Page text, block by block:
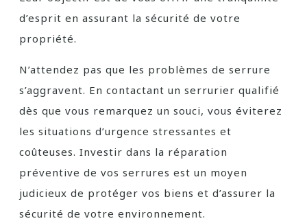
d’esprit en assurant la sécurité de votre
propriété.
N’attendez pas que les problèmes de serrure
s’aggravent. En contactant un serrurier qualifié
dès que vous remarquez un souci, vous éviterez
les situations d’urgence stressantes et
coûteuses. Investir dans la réparation
préventive de vos serrures est un moyen
judicieux de protéger vos biens et d’assurer la
sécurité de votre environnement.